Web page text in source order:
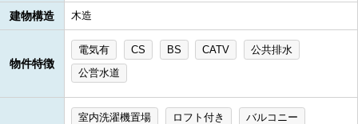
建物構造 木造
物件特徴
電気有 CS BS CATV
公共排水
公営水道
室内洗濯機置場 ロフト付き
バルコニー